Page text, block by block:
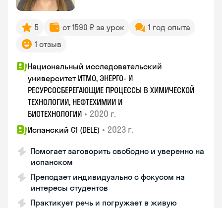
5 от 1590 ₽ за урок
1 год опыта
1 отзыв
Национальный исследовательский
университет ИТМО, ЭНЕРГО- И
РЕСУРСОСБЕРЕГАЮЩИЕ ПРОЦЕССЫ В ХИМИЧЕСКОЙ
ТЕХНОЛОГИИ, НЕФТЕХИМИИ И
БИОТЕХНОЛОГИИ • 2020 г.
Испанский С1 (DELE) • 2023 г.
Помогает заговорить свободно и уверенно на
испанском
Преподает индивидуально с фокусом на
интересы студентов
Практикует речь и погружает в живую